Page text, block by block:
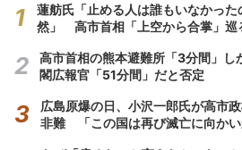
蓮舫氏「止める人は誰もいなかっ
然」 高市首相「上空から合掌」巡
高市首相の熊本避難所「3分間」
閣広報官「51分間」だと否定
広島原爆の日、小沢一郎氏が高市
非難 「この国は再び滅亡に向かい